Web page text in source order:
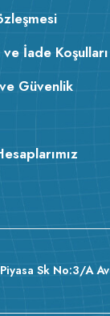
İade Koşulları
Güvenlik
Sk No:3/A